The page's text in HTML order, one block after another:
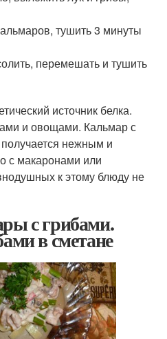
тушить 3 минуты
перемешать и тушить
источник белка.
и овощами. Кальмар с
нежным и
с макаронами или
к этому блюду не
с грибами.
в сметане